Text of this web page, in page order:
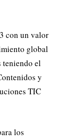
con un valor
global
teniendo el
y
TIC
los